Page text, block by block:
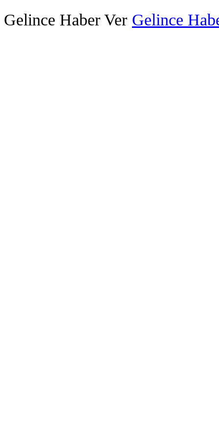
Gelince Haber Ver Gelince